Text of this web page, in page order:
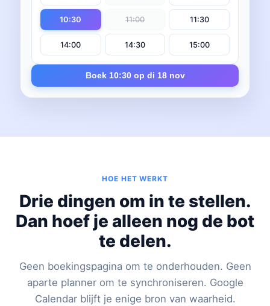
10:30 11:00 11:30
14:00 14:30 15:00
Boek 10:30 op di 18 nov
HOE HET WERKT
Drie dingen om in te stellen.
Dan hoef je alleen nog de bot
te delen.
Geen boekingspagina om te onderhouden. Geen
aparte planner om te synchroniseren. Google
Calendar blijft je enige bron van waarheid.